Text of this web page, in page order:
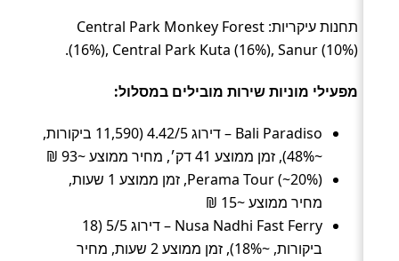
תחנות עיקריות: Central Park Monkey Forest
(16%), Central Park Kuta (16%), Sanur (10%).
מפעילי מוניות שירות מובילים במסלול:
Bali Paradiso – דירוג 4.42/5 (11,590 ביקורות,
~48%), זמן ממוצע 41 דק׳, מחיר ממוצע ~93 ₪
Perama Tour (~20%), זמן ממוצע 1 שעות,
מחיר ממוצע ~15 ₪
Nusa Nadhi Fast Ferry – דירוג 5/5 (18
ביקורות, ~18%), זמן ממוצע 2 שעות, מחיר